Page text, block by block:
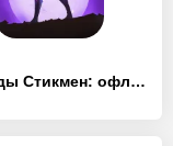
Легенды Стикмен: офлайн игры Premium